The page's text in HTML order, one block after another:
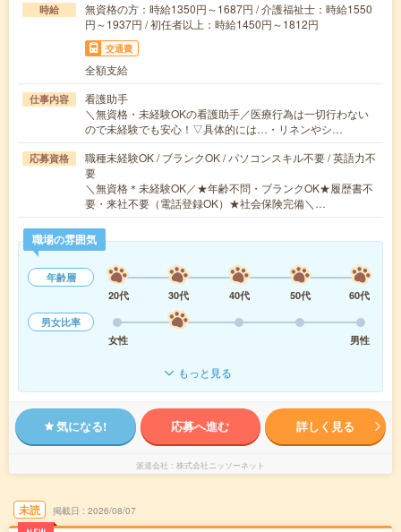
時給
無資格の方：時給1350円～1687円 / 介護福祉士：時給1550
円～1937円 / 初任者以上：時給1450円～1812円
交通費
全額支給
仕事内容
看護助手
＼無資格・未経験OKの看護助手／医療行為は一切行わない
ので未経験でも安心！▽具体的には…・リネンやシ…
応募資格
職種未経験OK / ブランクOK / パソコンスキル不要 / 英語力不
要
＼無資格＊未経験OK／★年齢不問・ブランクOK★履歴書不
要・来社不要（電話登録OK）★社会保険完備＼…
職場の雰囲気
年齢層
20代
30代 40代 50代
60代
男女比率
女性
男性
もっと見る
気になる! 応募へ進む 詳しく見る
派遣会社 株式会社ニッソーネット
未読 掲載日 2026/08/07